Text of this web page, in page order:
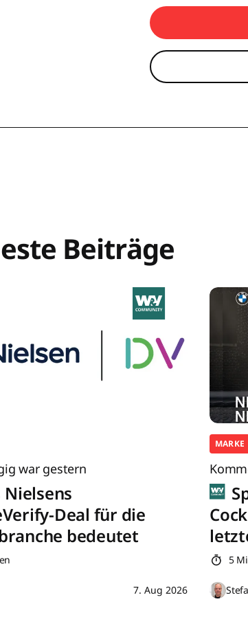
Beiträge
war gestern
Nielsens
Deal für die
bedeutet
7. Aug 2026
MARKE
5